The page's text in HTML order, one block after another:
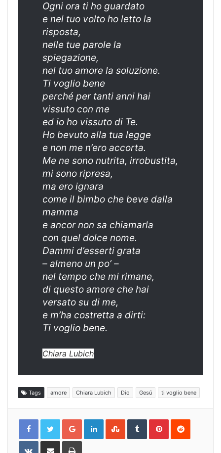
Ogni ora ti ho guardato
e nel tuo volto ho letto la
risposta,
nelle tue parole la
spiegazione,
nel tuo amore la soluzione.
Ti voglio bene
perché per tanti anni hai
vissuto con me
ed io ho vissuto di Te.
Ho bevuto alla tua legge
e non me n’ero accorta.
Me ne sono nutrita, irrobustita,
mi sono ripresa,
ma ero ignara
come il bimbo che beve dalla
mamma
e ancor non sa chiamarla
con quel dolce nome.
Dammi d’esserti grata
– almeno un po’ –
nel tempo che mi rimane,
di questo amore che hai
versato su di me,
e m’ha costretta a dirti:
Ti voglio bene.
Chiara Lubich
Tags amore Chiara Lubich Dio Gesú ti voglio bene
Google+LinkedInStumbleUpon
TumblrPinterestReddit
VKontakteShare Print